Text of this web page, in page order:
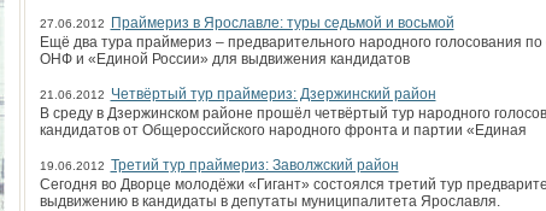
27.06.2012
Праймериз в Ярославле: туры седьмой и восьмой
Ещё два тура праймериз – предварительного народного голосования
ОНФ и «Единой России» для выдвижения кандидатов
21.06.2012
Четвёртый тур праймериз: Дзержинский район
В среду в Дзержинском районе прошёл четвёртый тур народного
кандидатов от Общероссийского народного фронта и партии «Единая
19.06.2012 Третий тур праймериз: Заволжский район
Сегодня во Дворце молодёжи «Гигант» состоялся третий тур
выдвижению в кандидаты в депутаты муниципалитета Ярославля.